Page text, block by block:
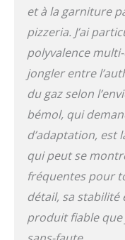
et à la garniture
pizzeria. J’ai
polyvalence
jongler entre
du gaz selon
bémol, qui
d’adaptation, est
qui peut se
fréquentes pour
détail, sa stabilité
produit fiable